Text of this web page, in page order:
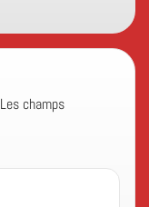
Les champs